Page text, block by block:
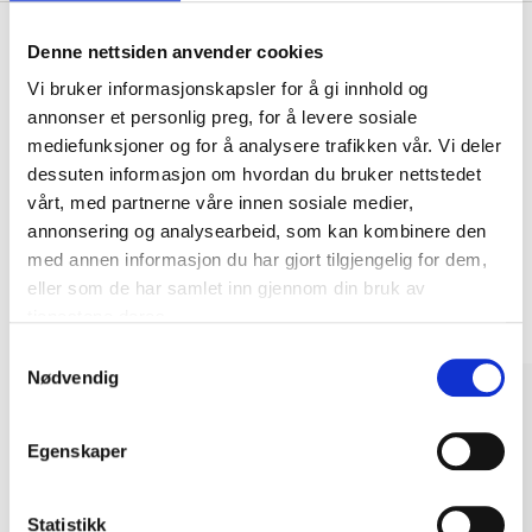
Denne nettsiden anvender cookies
Vi bruker informasjonskapsler for å gi innhold og
annonser et personlig preg, for å levere sosiale
mediefunksjoner og for å analysere trafikken vår. Vi deler
dessuten informasjon om hvordan du bruker nettstedet
vårt, med partnerne våre innen sosiale medier,
annonsering og analysearbeid, som kan kombinere den
med annen informasjon du har gjort tilgjengelig for dem,
eller som de har samlet inn gjennom din bruk av
Nødvendig
Egenskaper
Statistikk
Kjøp & Hent
Kjøp & Hent i ditt varehus.
LES MER
Andre kunder har også kjøpt